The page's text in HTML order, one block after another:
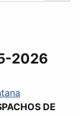
2026
DE